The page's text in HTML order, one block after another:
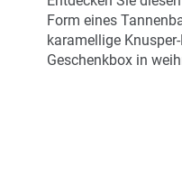
springen
Form eines
karamellige
Geschenkbox in